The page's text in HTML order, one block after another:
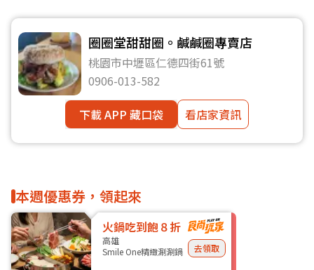
圈圈堂甜甜圈。鹹鹹圈專賣店
桃園市中壢區仁德四街61號
0906-013-582
下載 APP 藏口袋
看店家資訊
本週優惠券，領起來
火鍋吃到飽８折
高雄
Smile One精緻涮涮鍋
去領取